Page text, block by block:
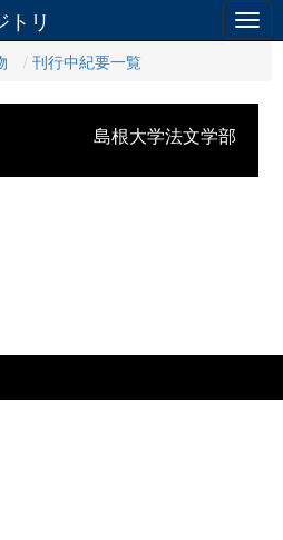
トリ
刊行中紀要一覧
島根大学法文学部